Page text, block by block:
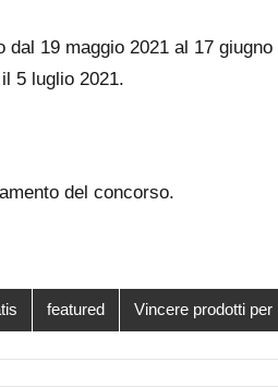
dal 19 maggio 2021 al 17
5 luglio 2021.
del concorso.
featured Vincere prodotti per